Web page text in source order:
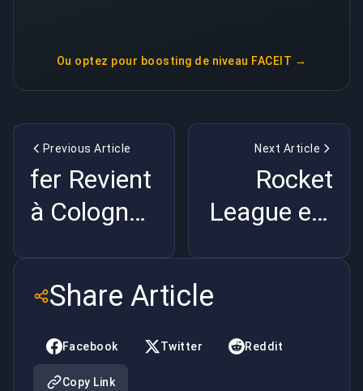
Ou optez pour boosting de niveau FACEIT →
Previous Article
fer Revient
à Cologne :
CS2 l'a
Complètement
Brisé |
BuyBoosting
Next Article
Rocket
League est
BuyBoosting
Share Article
Facebook Twitter Reddit
Copy Link